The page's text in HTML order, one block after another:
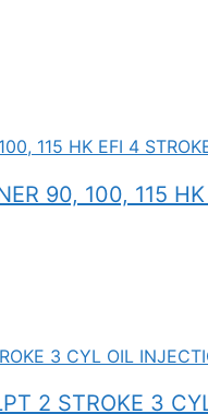
90, 100, 115
2 STROKE 3